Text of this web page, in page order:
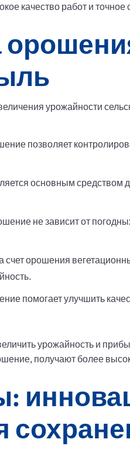
качество работ и точное
урожайности
позволяет
основным средством
не зависит от
счет орошения
помогает улучшить
урожайность и
получают более